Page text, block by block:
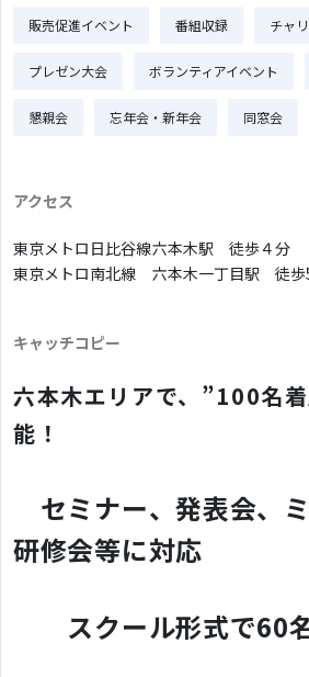
販売促進イベント 番組収録 チャ
プレゼン大会 ボランティアイベント
懇親会 忘年会・新年会 同窓会
アクセス
東京メトロ日比谷線六本木駅 徒歩４分
東京メトロ南北線
六本木一丁目駅 徒歩
キャッチコピー
六本木エリアで、”100名
能！
セミナー、発表会、ミ
研修会等に対応
スクール形式で60